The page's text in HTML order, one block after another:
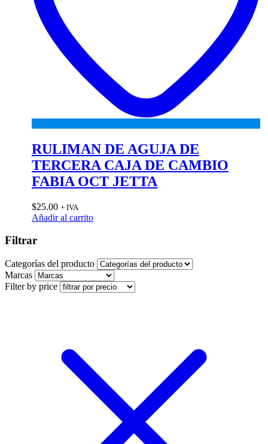
RULIMAN DE AGUJA DE
TERCERA CAJA DE CAMBIO
FABIA OCT JETTA
$25.00 + IVA
Añadir al carrito
Filtrar
Categorías del producto
Marcas
Filter by price